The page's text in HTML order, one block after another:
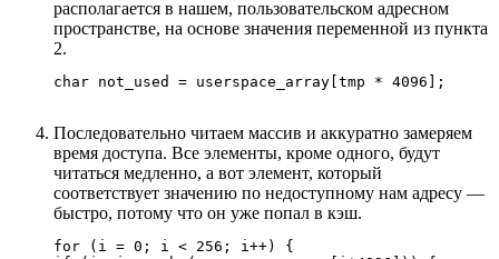
располагается в нашем, пользовательском адресном
пространстве, на основе значения переменной из пункта
2.
char not_used = userspace_array[tmp * 4096];
Последовательно читаем массив и аккуратно замеряем
время доступа. Все элементы, кроме одного, будут
читаться медленно, а вот элемент, который
соответствует значению по недоступному нам адресу —
быстро, потому что он уже попал в кэш.
for (i = 0; i < 256; i++) {